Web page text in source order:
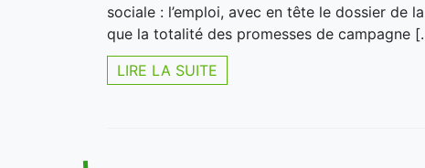
sociale : l’emploi, avec en tête le dossier de
que la totalité des promesses de campagne
LIRE LA SUITE